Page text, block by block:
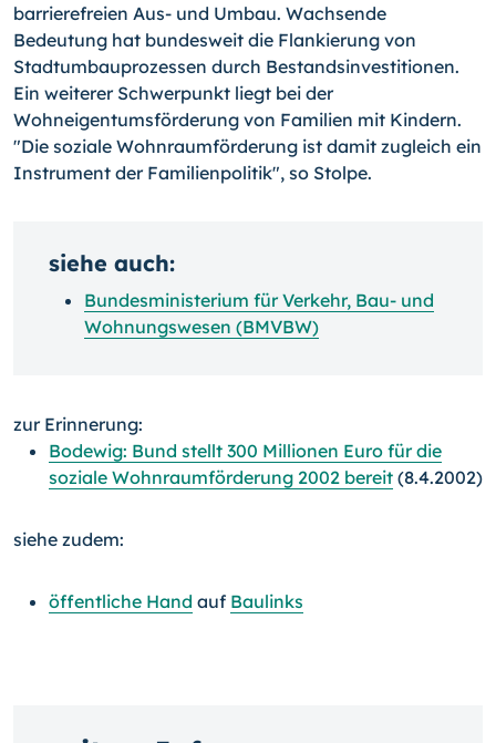
barrierefreien Aus- und Umbau. Wachsende
Bedeutung hat bundesweit die Flankierung von
Stadtumbauprozessen durch Bestandsinvestitionen.
Ein weiterer Schwerpunkt liegt bei der
Wohneigentumsförderung von Familien mit Kindern.
"Die soziale Wohnraumförderung ist damit zugleich ein
Instrument der Familienpolitik", so Stolpe.
siehe auch:
Bundesministerium für Verkehr, Bau- und
Wohnungswesen (BMVBW)
zur Erinnerung:
Bodewig: Bund stellt 300 Millionen Euro für die
soziale Wohnraumförderung 2002 bereit (8.4.2002)
siehe zudem:
öffentliche Hand auf Baulinks